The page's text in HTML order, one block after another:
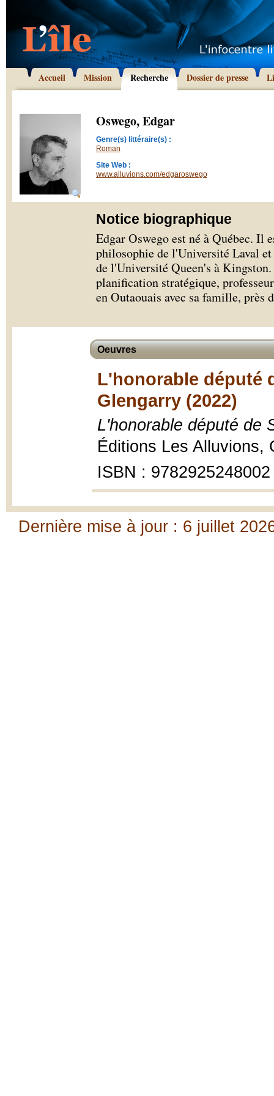
Accueil Mission Recherche Dossier de presse
Oswego, Edgar
Genre(s) littéraire(s) :
Roman
Site Web :
www.alluvions.com/edgaroswego
Notice biographique
Edgar Oswego est né à Québec. Il
philosophie de l'Université Laval
de l'Université Queen's à
planification stratégique,
en Outaouais avec sa famille, près
Oeuvres
L'honorable député
Glengarry (2022)
L'honorable député de
Éditions Les Alluvions,
ISBN : 9782925248002
Dernière mise à jour : 6 juillet